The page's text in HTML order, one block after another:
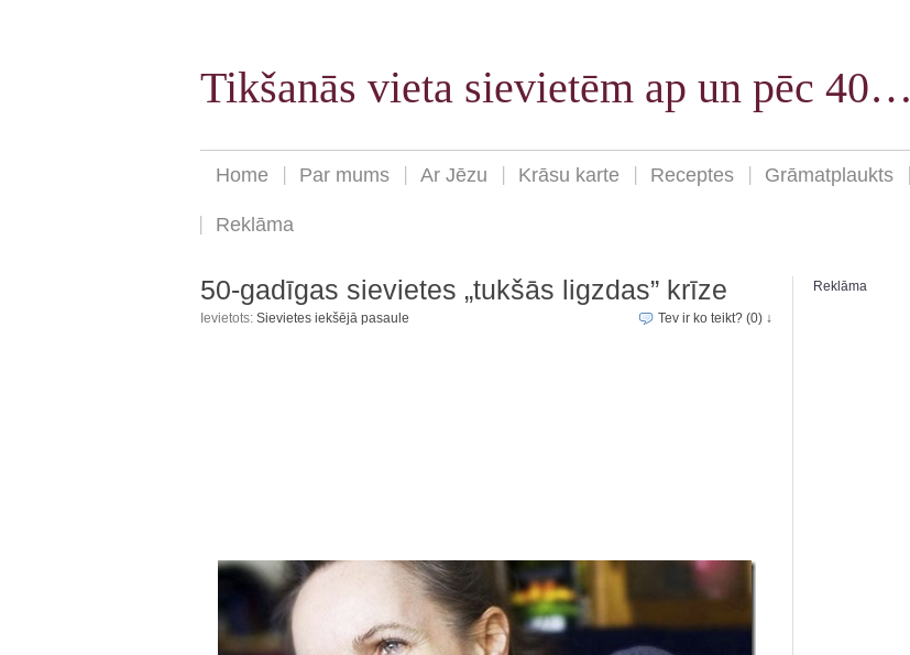
Tikšanās vieta sievietēm ap un pēc 40…
Home Par mums Ar Jēzu Krāsu karte Receptes Grāmatplaukts
Reklāma
50-gadīgas sievietes „tukšās ligzdas” krīze
Ievietots: Sievietes iekšējā pasaule Tev ir ko teikt? (0) ↓
Reklāma